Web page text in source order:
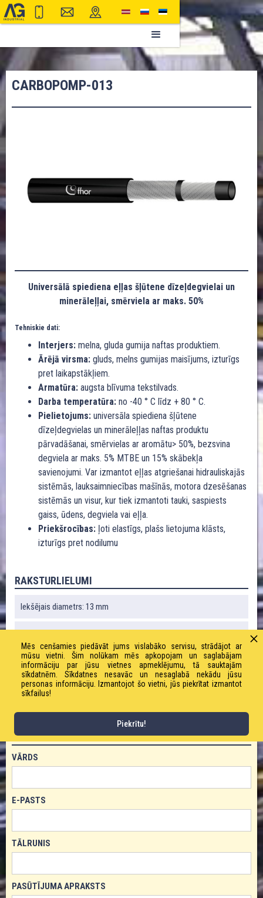
CARBOPOMP-013
Universālā spiediena eļļas šļūtene dīzeļdegvielai un
minerāleļļai, smērviela ar maks. 50%
Tehniskie dati:
Interjers: melna, gluda gumija naftas produktiem.
Ārējā virsma: gluds, melns gumijas maisījums, izturīgs
pret laikapstākļiem.
Armatūra: augsta blīvuma tekstilvads.
Darba temperatūra: no -40 ° C līdz + 80 ° C.
Pielietojums: universāla spiediena šļūtene
dīzeļdegvielas un minerāleļļas naftas produktu
pārvadāšanai, smērvielas ar aromātu> 50%, bezsvina
degviela ar maks. 5% MTBE un 15% skābekļa
savienojumi. Var izmantot eļļas atgriešanai hidrauliskajās
sistēmās, lauksaimniecības mašīnās, motora dzesēšanas
sistēmās un visur, kur tiek izmantoti tauki, saspiests
gaiss, ūdens, degviela vai eļļa.
Priekšrocības: ļoti elastīgs, plašs lietojuma klāsts,
izturīgs pret nodilumu
RAKSTURLIELUMI
Iekšējais diametrs: 13 mm
Sienas biezums: 3,5 mm
Svars: 260 g / m
Darba spiediens: 10,0 bāri
PASŪTĪT PRODUKTU!
VĀRDS
E-PASTS
TĀLRUNIS
PASŪTĪJUMA APRAKSTS
Mēs cenšamies piedāvāt jums vislabāko servisu, strādājot ar
mūsu vietni. Šim nolūkam mēs apkopojam un saglabājam
informāciju par jūsu vietnes apmeklējumu, tā sauktajām
sīkdatnēm. Sīkdatnes nesavāc un nesaglabā nekādu jūsu
personas informāciju. Izmantojot šo vietni, jūs piekrītat izmantot
sīkfailus!
Piekrītu!